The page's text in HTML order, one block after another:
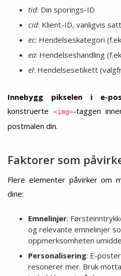
tid: Din sporings-ID
cid: Klient-ID, vanligvis
ec: Hendelseskategori
ea: Hendelseshandling
el: Hendelsesetikett
Innebygg pikselen i e-
konstruerte<img>-taggen
postmalen din.
Faktorer som
Flere elementer påvirker om
dine:
Emnelinjer:
og relevante emnelinjer
oppmerksomheten
Personalisering: E-
resonerer mer. Bruk